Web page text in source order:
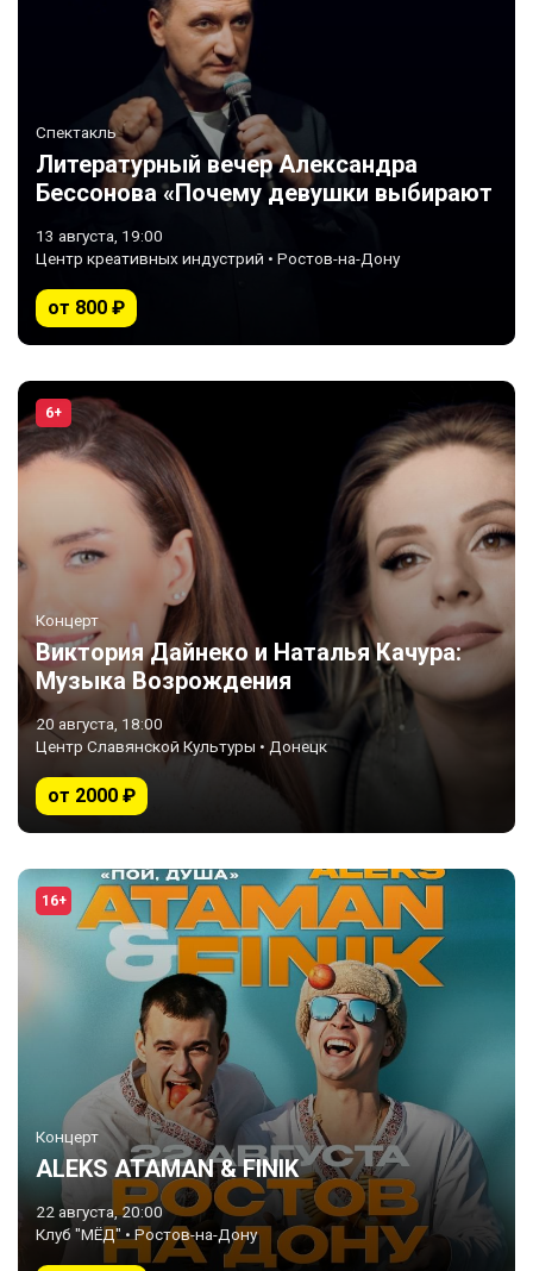
Спектакль
Литературный вечер Александра
Бессонова «Почему девушки выбирают
13 августа, 19:00
Центр креативных индустрий • Ростов-на-Дону
от 800 ₽
6+
Концерт
Виктория Дайнеко и Наталья Качура:
Музыка Возрождения
20 августа, 18:00
Центр Славянской Культуры • Донецк
от 2000 ₽
16+
Концерт
ALEKS ATAMAN & FINIK
22 августа, 20:00
Клуб "МЁД" • Ростов-на-Дону